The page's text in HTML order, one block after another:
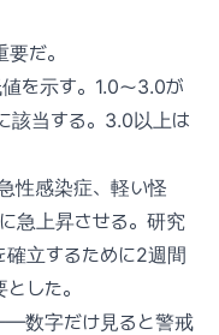
だ。
を示す。1.0〜3.0が
該当する。3.0以上は
性感染症、軽い怪
急上昇させる。研究
確立するために2週間
した。
数字だけ見ると警戒